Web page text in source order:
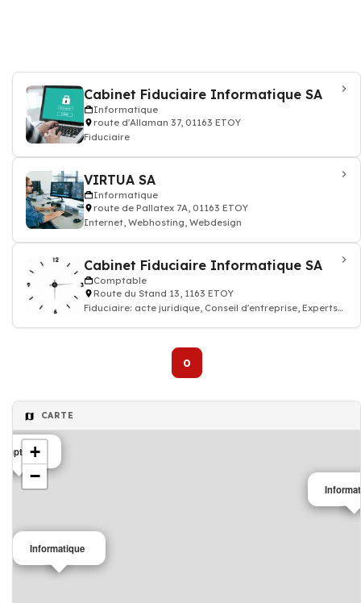
Cabinet Fiduciaire Informatique SA
Informatique
route d'Allaman 37, 01163 ETOY
Fiduciaire
VIRTUA SA
Informatique
route de Pallatex 7A, 01163 ETOY
Internet, Webhosting, Webdesign
Cabinet Fiduciaire Informatique SA
Comptable
Route du Stand 13, 1163 ETOY
Fiduciaire: acte juridique, Conseil d'entreprise, Experts
0
CARTE
Informatique
+
−